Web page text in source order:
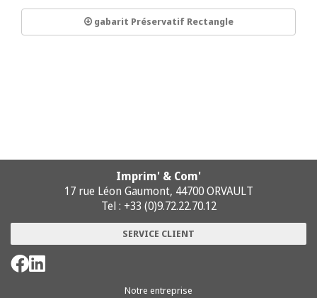
gabarit Préservatif Rectangle
Imprim' & Com'
17 rue Léon Gaumont, 44700 ORVAULT
Tel : +33 (0)9.72.22.70.12
SERVICE CLIENT
Notre entreprise